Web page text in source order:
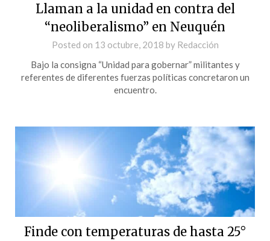
Llaman a la unidad en contra del
“neoliberalismo” en Neuquén
Posted on 13 octubre, 2018 by Redacción
Bajo la consigna “Unidad para gobernar” militantes y
referentes de diferentes fuerzas políticas concretaron un
encuentro.
Finde con temperaturas de hasta 25°